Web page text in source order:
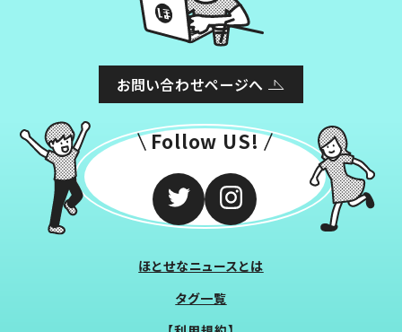
お問い合わせページへ
Follow US!
ほとせなニュースとは
タグ一覧